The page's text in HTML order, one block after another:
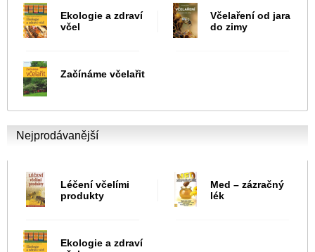
Ekologie a zdraví
včel
Včelaření od jara
do zimy
Začínáme včelařit
Nejprodávanější
Léčení včelími
produkty
Med – zázračný
lék
Ekologie a zdraví